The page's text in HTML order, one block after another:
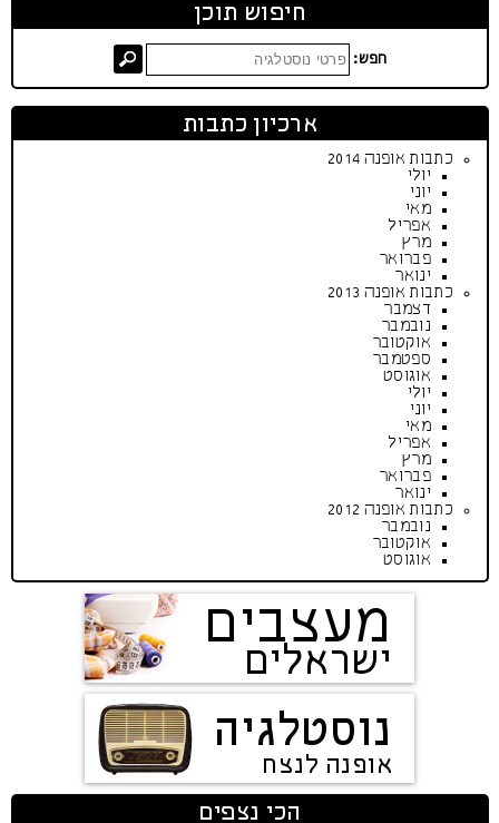
חיפוש תוכן
חפש:
ארכיון כתבות
כתבות אופנה 2014
יולי
יוני
מאי
אפריל
מרץ
פברואר
ינואר
כתבות אופנה 2013
דצמבר
נובמבר
אוקטובר
ספטמבר
אוגוסט
יולי
יוני
מאי
אפריל
מרץ
פברואר
ינואר
כתבות אופנה 2012
נובמבר
אוקטובר
אוגוסט
מעצבים
ישראלים
נוסטלגיה
אופנה לנצח
הכי נצפים